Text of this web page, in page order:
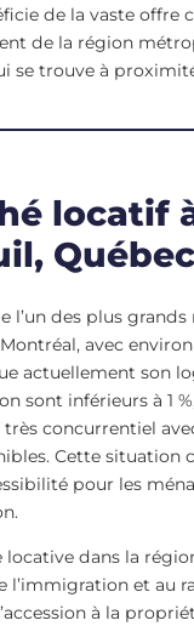
de la vaste offre
de la région
se trouve à
locatif
Québec
l’un des plus
avec
actuellement son
sont inférieurs à 1
concurrentiel
Cette situation
pour les
dans la
l’immigration et au
à la